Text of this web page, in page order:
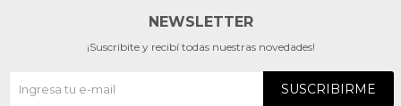
NEWSLETTER
¡Suscribite y recibí todas nuestras novedades!
SUSCRIBIRME